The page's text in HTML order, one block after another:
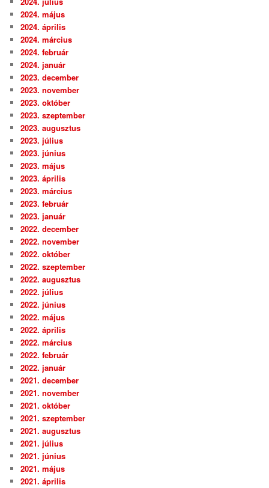
2024. május
2024. április
2024. március
2024. február
2024. január
2023. december
2023. november
2023. október
2023. szeptember
2023. augusztus
2023. július
2023. június
2023. május
2023. április
2023. március
2023. február
2023. január
2022. december
2022. november
2022. október
2022. szeptember
2022. augusztus
2022. július
2022. június
2022. május
2022. április
2022. március
2022. február
2022. január
2021. december
2021. november
2021. október
2021. szeptember
2021. augusztus
2021. július
2021. június
2021. május
2021. április